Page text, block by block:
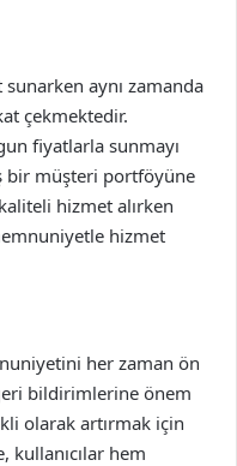
aynı zamanda
çekmektedir.
fiyatlarla sunmayı
bir müşteri portföyüne
kaliteli hizmet alırken
hizmet
her zaman ön
bildirimlerine önem
olarak artırmak için
kullanıcılar hem